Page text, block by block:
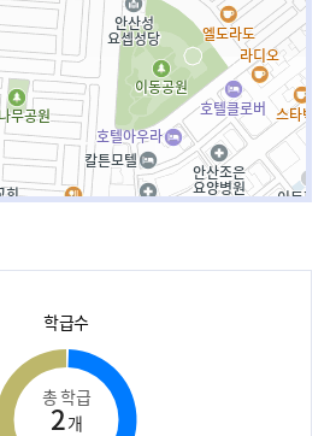
학급수
총 학급
2개